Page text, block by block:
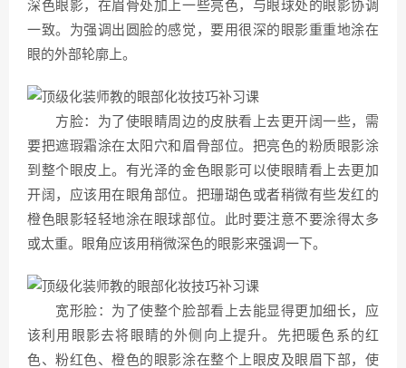
深色眼影，在眉骨处加上一些亮色，与眼球处的眼影协调
一致。为强调出圆脸的感觉，要用很深的眼影重重地涂在
眼的外部轮廓上。
方脸：为了使眼睛周边的皮肤看上去更开阔一些，需
要把遮瑕霜涂在太阳穴和眉骨部位。把亮色的粉质眼影涂
到整个眼皮上。有光泽的金色眼影可以使眼睛看上去更加
开阔，应该用在眼角部位。把珊瑚色或者稍微有些发红的
橙色眼影轻轻地涂在眼球部位。此时要注意不要涂得太多
或太重。眼角应该用稍微深色的眼影来强调一下。
宽形脸：为了使整个脸部看上去能显得更加细长，应
该利用眼影去将眼睛的外侧向上提升。先把暖色系的红
色、粉红色、橙色的眼影涂在整个上眼皮及眼眉下部，使